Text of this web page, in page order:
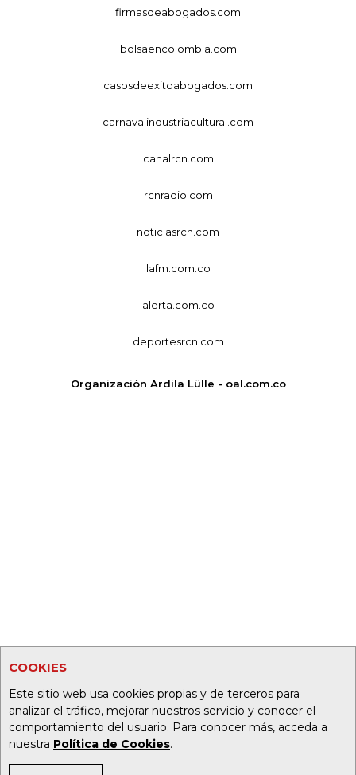
COOKIES
Este sitio web usa cookies propias y de terceros para
analizar el tráfico, mejorar nuestros servicio y conocer el
comportamiento del usuario. Para conocer más, acceda a
nuestra Política de Cookies.
firmasdeabogados.com
bolsaencolombia.com
casosdeexitoabogados.com
carnavalindustriacultural.com
canalrcn.com
rcnradio.com
noticiasrcn.com
lafm.com.co
alerta.com.co
deportesrcn.com
Organización Ardila Lülle - oal.com.co